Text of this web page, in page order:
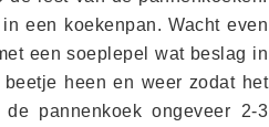
een koekenpan. Wacht even
een soeplepel wat beslag in
heen en weer zodat het
pannenkoek ongeveer 2-3